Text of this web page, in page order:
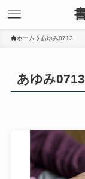
ホーム あゆみ0713
あゆみ0713